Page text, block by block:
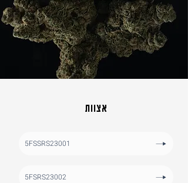
אצוות
5FSSRS23001
5FSRS23002